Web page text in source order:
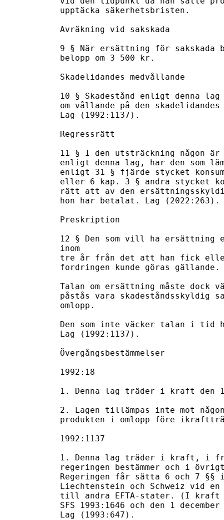
upptäcka säkerhetsbristen.
Avräkning vid sakskada
9 § När ersättning för sakskada
belopp om 3 500 kr.
Skadelidandes medvållande
10 § Skadestånd enligt denna
om vållande på den
Lag (1992:1137).
Regressrätt
11 § I den utsträckning någon
enligt denna lag, har den som
enligt 31 § fjärde stycket
eller 6 kap. 3 § andra stycket
rätt att av den
hon har betalat. Lag (2022:263).
Preskription
12 § Den som vill ha ersättning
inom
tre år från det att han fick eller
fordringen kunde göras gällande.
Talan om ersättning måste dock
påstås vara skadeståndsskyldig
omlopp.
Den som inte väcker talan i
Lag (1992:1137).
Övergångsbestämmelser
1992:18
1. Denna lag träder i kraft den
2. Lagen tillämpas inte mot
produkten i omlopp före
1992:1137
1. Denna lag träder i kraft, i
regeringen bestämmer och i
Regeringen får sätta 6 och 7
Liechtenstein och Schweiz vid
till andra EFTA-stater. (I kraft
SFS 1993:1646 och den 1
Lag (1993:647).